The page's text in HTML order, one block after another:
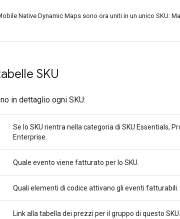
Native Dynamic Maps sono ora uniti in un unico SKU:
SKU
in dettaglio ogni SKU:
Se lo SKU rientra nella categoria di SKU Essentials,
Enterprise.
Quale evento viene fatturato per lo SKU.
Quali elementi di codice attivano gli eventi fatturabili.
Link alla tabella dei prezzi per il gruppo di questo SKU.